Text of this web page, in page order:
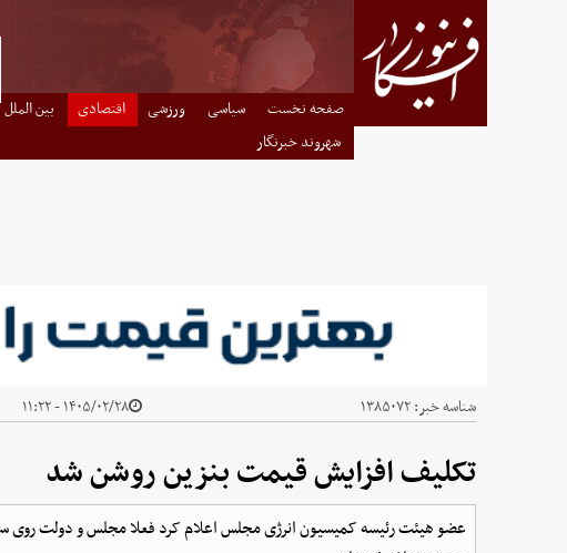
صفحه نخست سیاسی ورزشی اقتصادی بین الملل
شهروند خبرنگار
شناسه خبر:۱۳۸۵۰۷۲ ۱۴۰۵/۰۲/۲۸ - ۱۱:۲۲
تکلیف افزایش قیمت بنزین روشن شد
عضو هیئت رئیسه کمیسیون انرژی مجلس اعلام کرد فعلا مجلس و دولت